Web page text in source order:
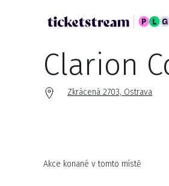
Clarion
Zkrácená 2703, Ostrava
Akce konané v tomto místě